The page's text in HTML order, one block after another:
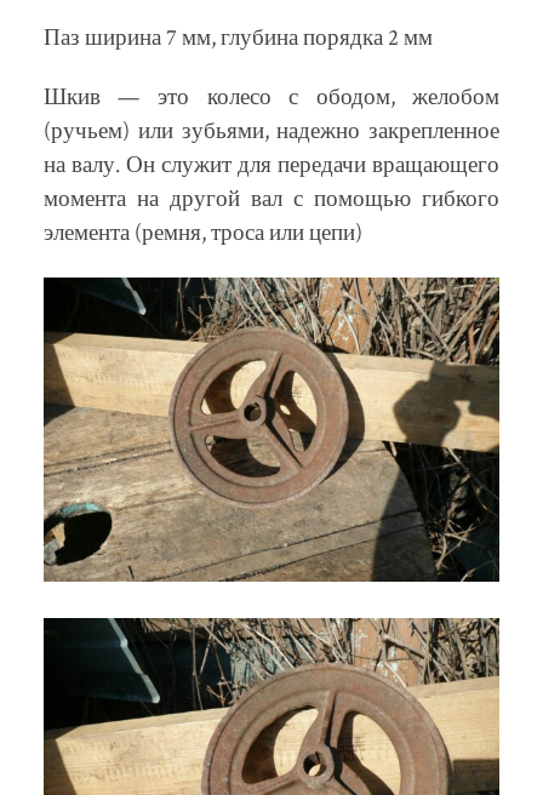
Паз ширина 7 мм, глубина порядка 2 мм
Шкив — это колесо с ободом, желобом
(ручьем) или зубьями, надежно закрепленное
на валу. Он служит для передачи вращающего
момента на другой вал с помощью гибкого
элемента (ремня, троса или цепи)